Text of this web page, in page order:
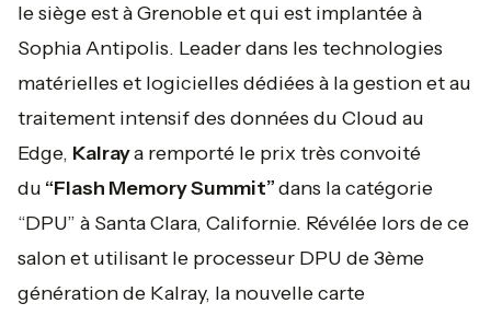
le siège est à Grenoble et qui est implantée à
Sophia Antipolis. Leader dans les technologies
matérielles et logicielles dédiées à la gestion et au
traitement intensif des données du Cloud au
Edge, Kalraya remporté le prix très convoité
du “Flash Memory Summit”dans la catégorie
“DPU” à Santa Clara, Californie. Révélée lors de ce
salon et utilisant le processeur DPU de 3ème
génération de Kalray, la nouvelle carte